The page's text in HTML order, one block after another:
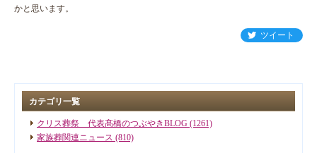
かと思います。
ツイート
カテゴリ一覧
クリス葬祭 代表髙橋のつぶやきBLOG (1261)
家族葬関連ニュース (810)